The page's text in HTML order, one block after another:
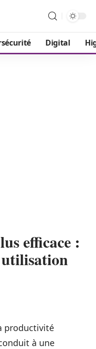
Digital
efficace :
productivité
à une